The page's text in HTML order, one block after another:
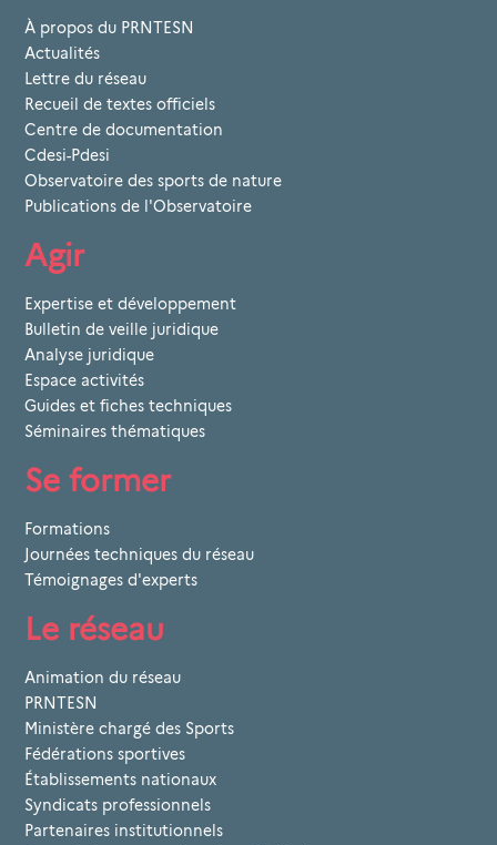
À propos du PRNTESN
Actualités
Lettre du réseau
Recueil de textes officiels
Centre de documentation
Cdesi-Pdesi
Observatoire des sports de nature
Publications de l'Observatoire
Agir
Expertise et développement
Bulletin de veille juridique
Analyse juridique
Espace activités
Guides et fiches techniques
Séminaires thématiques
Se former
Formations
Journées techniques du réseau
Témoignages d'experts
Le réseau
Animation du réseau
PRNTESN
Ministère chargé des Sports
Fédérations sportives
Établissements nationaux
Syndicats professionnels
Partenaires institutionnels